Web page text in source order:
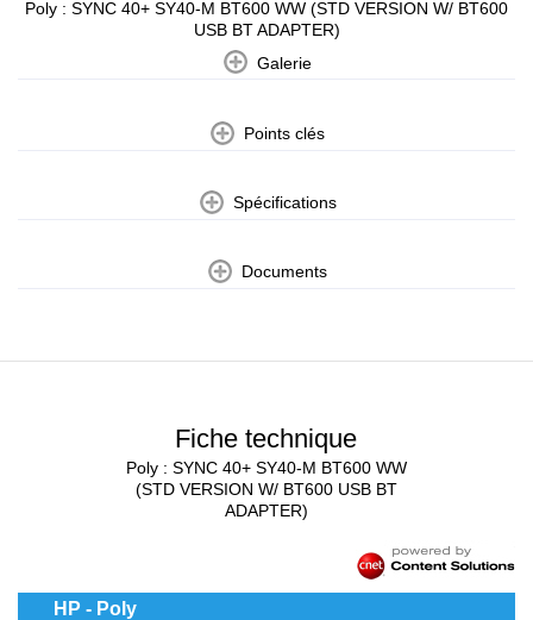
Poly : SYNC 40+ SY40-M BT600 WW (STD VERSION W/ BT600
USB BT ADAPTER)
Galerie
Points clés
Spécifications
Documents
Fiche technique
Poly : SYNC 40+ SY40-M BT600 WW
(STD VERSION W/ BT600 USB BT
ADAPTER)
HP - Poly